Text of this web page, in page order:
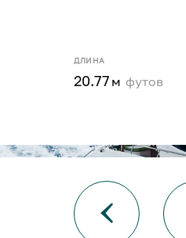
ДЛИНА
20.77 м футов